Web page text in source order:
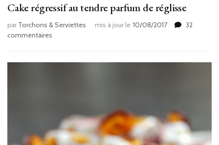
Cake régressif au tendre parfum de réglisse
par Torchons & Serviettes mis à jour le 10/08/2017
32
commentaires
au